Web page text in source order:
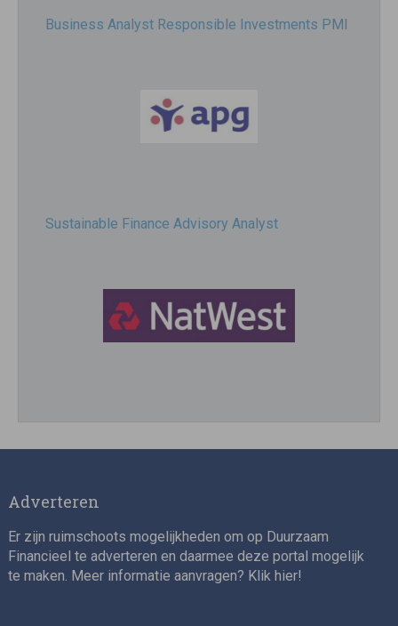
Business Analyst Responsible Investments PMI
Sustainable Finance Advisory Analyst
Director, Impact Investing
Adverteren
Er zijn ruimschoots mogelijkheden om op Duurzaam
Financieel te adverteren en daarmee deze portal mogelijk
te maken. Meer informatie aanvragen? Klik hier!